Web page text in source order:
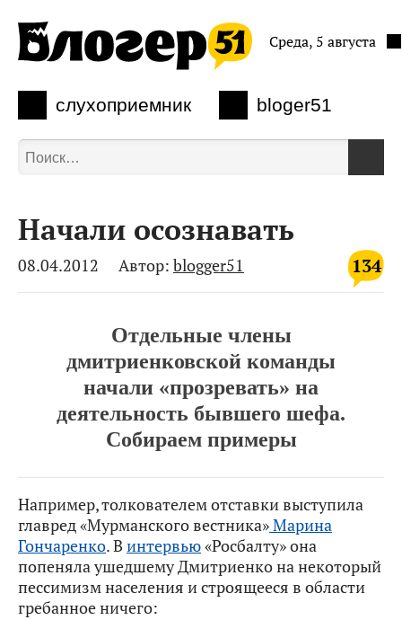
слухоприемник bloger51
Среда, 5 августа
Начали осознавать
134
08.04.2012 Автор: blogger51
Отдельные члены
дмитриенковской команды
начали «прозревать» на
деятельность бывшего шефа.
Собираем примеры
Например, толкователем отставки выступила
главред «Мурманского вестника»Марина
Гончаренко. В интервью«Росбалту» она
попеняла ушедшему Дмитриенко на некоторый
пессимизм населения и строящееся в области
гребанное ничего: